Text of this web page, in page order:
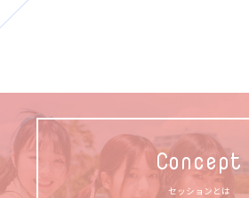
Concept
セッションとは